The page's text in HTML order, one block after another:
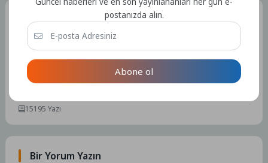
Admin
15195 Yazı
Bir Yorum Yazın
postanızda alın.
Abone ol